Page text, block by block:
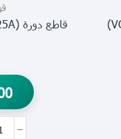
قاطع دورة (1P-125A)(اسوارVOLTA)